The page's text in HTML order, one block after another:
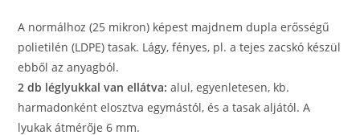
db
léglyukkal
mennyiség
A normálhoz (25 mikron) képest majdnem dupla erősségű
polietilén (LDPE) tasak. Lágy, fényes, pl. a tejes zacskó készül
ebből az anyagból.
2 db léglyukkal van ellátva: alul, egyenletesen, kb.
harmadonként elosztva egymástól, és a tasak aljától. A
lyukak átmérője 6 mm.